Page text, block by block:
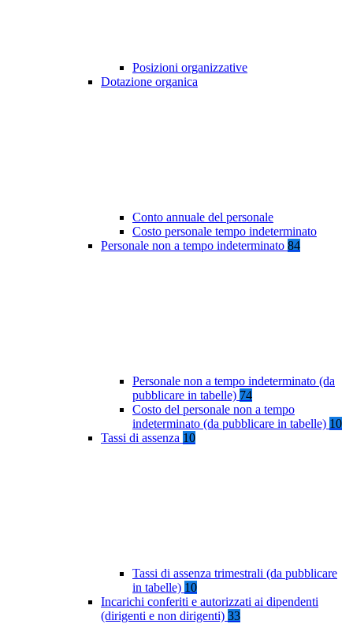
Posizioni organizzative
Dotazione organica
Conto annuale del personale
Costo personale tempo indeterminato
Personale non a tempo indeterminato 84
Personale non a tempo indeterminato (da
pubblicare in tabelle) 74
Costo del personale non a tempo
indeterminato (da pubblicare in tabelle) 10
Tassi di assenza 10
Tassi di assenza trimestrali (da pubblicare
in tabelle) 10
Incarichi conferiti e autorizzati ai dipendenti
(dirigenti e non dirigenti) 33